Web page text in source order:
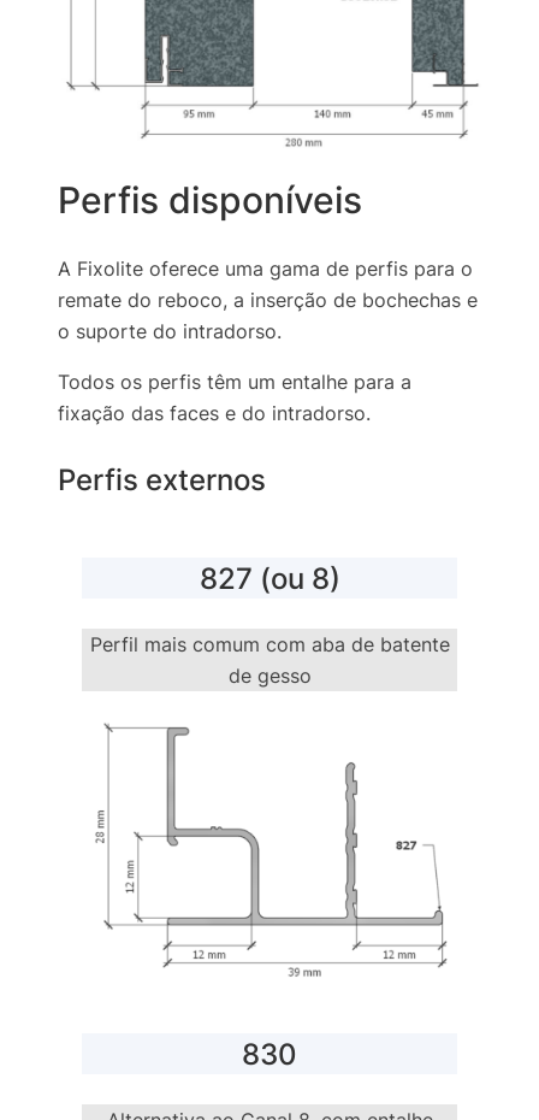
Perfis disponíveis
A Fixolite oferece uma gama de perfis para o
remate do reboco, a inserção de bochechas e
o suporte do intradorso.
Todos os perfis têm um entalhe para a
fixação das faces e do intradorso.
Perfis externos
827 (ou 8)
Perfil mais comum com aba de batente
de gesso
830